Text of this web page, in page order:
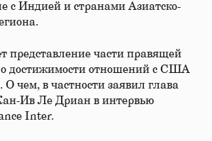
с Индией и странами Азиатско-
представление части правящей
о достижимости отношений с США
О чем, в частности заявил глава
Ив Ле Дриан в интервью
Inter.